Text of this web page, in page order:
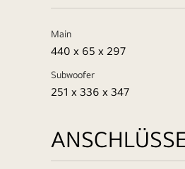
Main
440 x 65 x 297
Subwoofer
251 x 336 x 347